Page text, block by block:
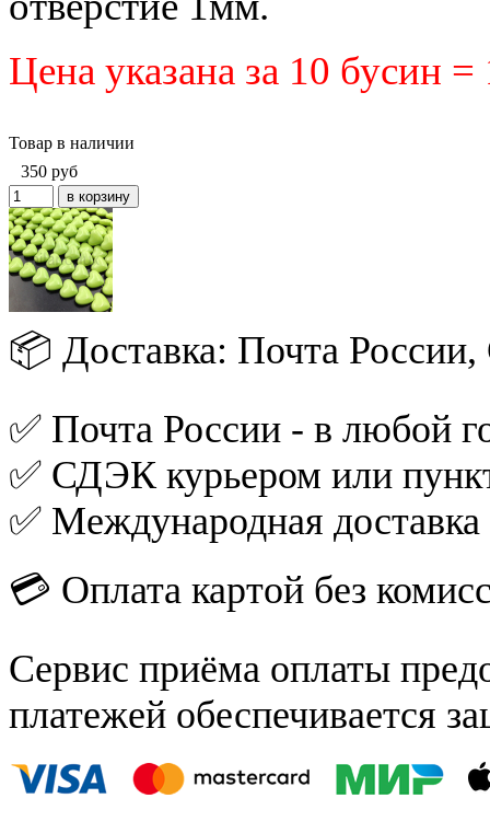
Цена указана за 10 бусин
Товар в наличии
350 руб
📦 Доставка: Почта
✅ Почта России - в любой
✅ СДЭК курьером или
✅ Международная
💳 Оплата картой без
Сервис приёма оплаты
платежей обеспечивается